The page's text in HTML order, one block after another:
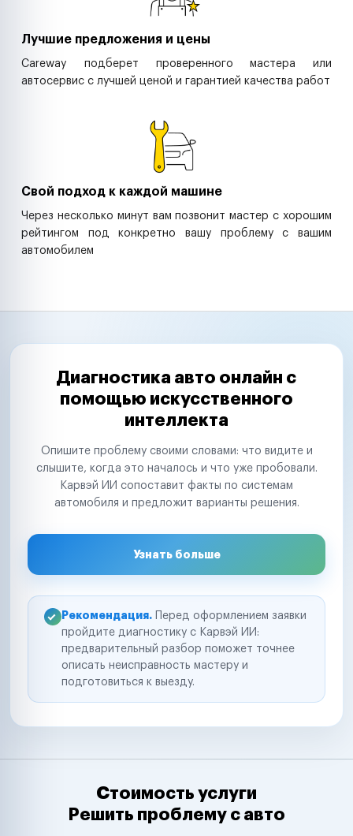
Лучшие предложения и цены
Careway подберет проверенного мастера или
автосервис с лучшей ценой и гарантией качества работ
Свой подход к каждой машине
Через несколько минут вам позвонит мастер с хорошим
рейтингом под конкретно вашу проблему с вашим
автомобилем
Диагностика авто онлайн с
помощью искусственного
интеллекта
Опишите проблему своими словами: что видите и
слышите, когда это началось и что уже пробовали.
Карвэй ИИ сопоставит факты по системам
автомобиля и предложит варианты решения.
Узнать больше
Рекомендация. Перед оформлением заявки
пройдите диагностику с Карвэй ИИ:
предварительный разбор поможет точнее
описать неисправность мастеру и
подготовиться к выезду.
Стоимость услуги
Решить проблему с авто